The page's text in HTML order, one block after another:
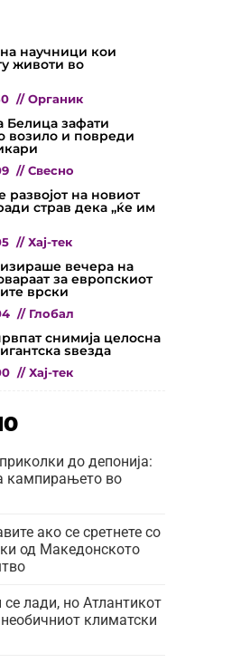
научници кои
животи во
// Органик
Белица зафати
возило и повреди
// Свесно
развојот на новиот
страв дека „ќе им
// Хај-тек
вечера на
за европскиот
врски
// Глобал
снимија целосна
ѕвезда
// Хај-тек
до депонија:
кампирањето во
ако се сретнете со
од Македонското
лади, но Атлантикот
климатски